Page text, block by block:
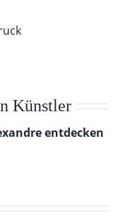
Künstler
entdecken